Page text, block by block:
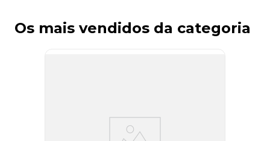
Os mais vendidos da categoria